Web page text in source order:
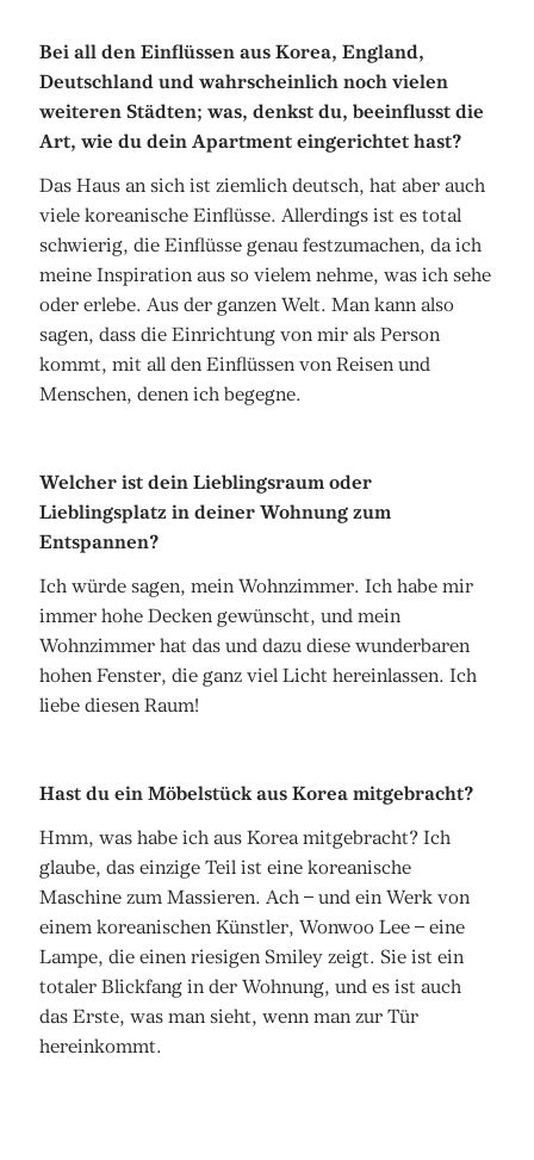
Bei all den Einflüssen aus Korea, England,
Deutschland und wahrscheinlich noch vielen
weiteren Städten; was, denkst du, beeinflusst die
Art, wie du dein Apartment eingerichtet hast?
Das Haus an sich ist ziemlich deutsch, hat aber auch
viele koreanische Einflüsse. Allerdings ist es total
schwierig, die Einflüsse genau festzumachen, da ich
meine Inspiration aus so vielem nehme, was ich sehe
oder erlebe. Aus der ganzen Welt. Man kann also
sagen, dass die Einrichtung von mir als Person
kommt, mit all den Einflüssen von Reisen und
Menschen, denen ich begegne.
Welcher ist dein Lieblingsraum oder
Lieblingsplatz in deiner Wohnung zum
Entspannen?
Ich würde sagen, mein Wohnzimmer. Ich habe mir
immer hohe Decken gewünscht, und mein
Wohnzimmer hat das und dazu diese wunderbaren
hohen Fenster, die ganz viel Licht hereinlassen. Ich
liebe diesen Raum!
Hast du ein Möbelstück aus Korea mitgebracht?
Hmm, was habe ich aus Korea mitgebracht? Ich
glaube, das einzige Teil ist eine koreanische
Maschine zum Massieren. Ach – und ein Werk von
einem koreanischen Künstler, Wonwoo Lee – eine
Lampe, die einen riesigen Smiley zeigt. Sie ist ein
totaler Blickfang in der Wohnung, und es ist auch
das Erste, was man sieht, wenn man zur Tür
hereinkommt.